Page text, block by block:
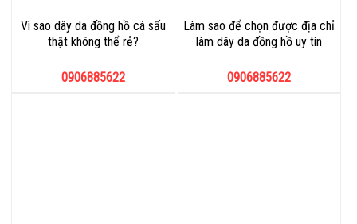
Vì sao dây da đồng hồ cá sấu
thật không thể rẻ?
0906885622
Làm sao để chọn được địa chỉ
làm dây da đồng hồ uy tín
0906885622